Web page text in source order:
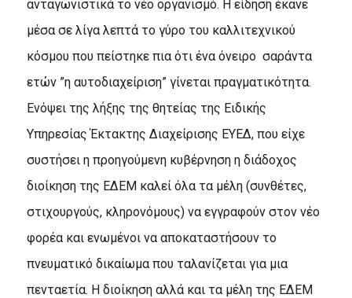
ανταγωνιστικά το νέο οργανισμό. Η είδηση έκανε
μέσα σε λίγα λεπτά το γύρο του καλλιτεχνικού
κόσμου που πείστηκε πια ότι ένα όνειρο σαράντα
ετών ”η αυτοδιαχείριση” γίνεται πραγματικότητα.
Ενόψει της λήξης της θητείας της Ειδικής
Υπηρεσίας Έκτακτης Διαχείρισης ΕΥΕΔ, που είχε
συστήσει η προηγούμενη κυβέρνηση η διάδοχος
διοίκηση της ΕΔΕΜ καλεί όλα τα μέλη (συνθέτες,
στιχουργούς, κληρονόμους) να εγγραφούν στον νέο
φορέα και ενωμένοι να αποκαταστήσουν το
πνευματικό δικαίωμα που ταλανίζεται για μια
πενταετία. Η διοίκηση αλλά και τα μέλη της ΕΔΕΜ